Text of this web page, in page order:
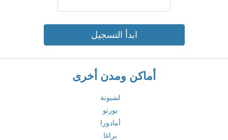
ابدأ التسجيل
أماكن ومدن أخرى
لشبونة
بورتو
أمادورا
براغا